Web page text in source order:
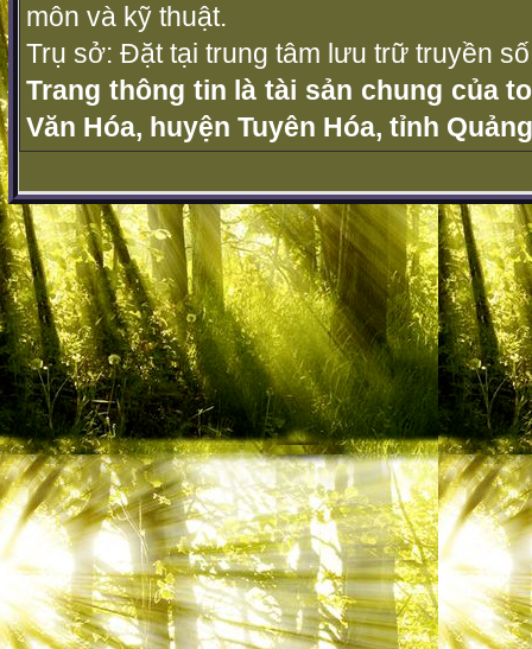
môn và kỹ thuật.
Trụ sở: Đặt tại trung tâm lưu trữ truyền
Trang thông tin là tài sản chung của
Văn Hóa, huyện Tuyên Hóa, tỉnh